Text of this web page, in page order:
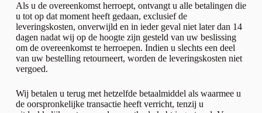
Als u de overeenkomst herroept, ontvangt u alle betalingen die
u tot op dat moment heeft gedaan, exclusief de
leveringskosten, onverwijld en in ieder geval niet later dan 14
dagen nadat wij op de hoogte zijn gesteld van uw beslissing
om de overeenkomst te herroepen. Indien u slechts een deel
van uw bestelling retourneert, worden de leveringskosten niet
vergoed.
Wij betalen u terug met hetzelfde betaalmiddel als waarmee u
de oorspronkelijke transactie heeft verricht, tenzij u